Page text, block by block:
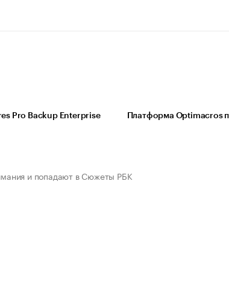
Pro Backup Enterprise
Платформа Optimacros
и попадают в Сюжеты РБК